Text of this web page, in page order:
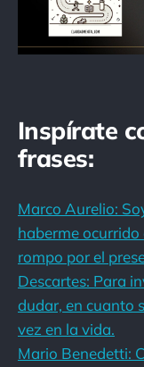
Inspírate
frases:
Marco Aurelio:
haberme ocurrido
rompo por el
Descartes: Para
dudar, en cuanto
vez en la vida.
Mario Benedetti: